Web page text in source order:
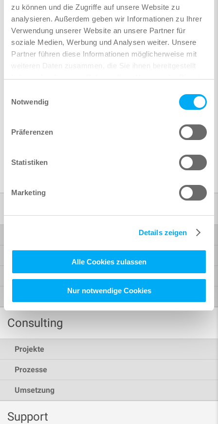
zu können und die Zugriffe auf unsere Website zu
analysieren. Außerdem geben wir Informationen zu Ihrer
Verwendung unserer Website an unsere Partner für
soziale Medien, Werbung und Analysen weiter. Unsere
Partner führen diese Informationen möglicherweise mit
weiteren Daten zusammen, die Sie ihnen bereitgestellt
haben oder die sie im Rahmen Ihrer Nutzung der Dienste
Notwendig
Präferenzen
Statistiken
Marketing
Details zeigen
Alle Cookies zulassen
Nur notwendige Cookies
WiSSEN.KOMPAKT
Consulting
Projekte
Prozesse
Umsetzung
Support